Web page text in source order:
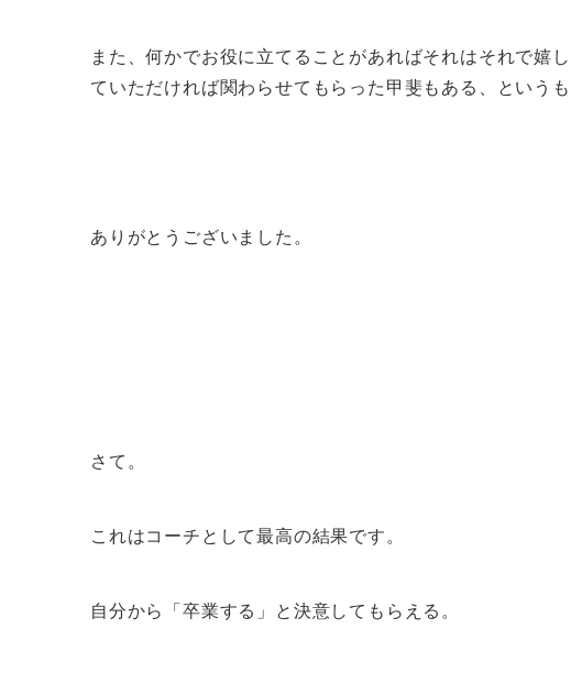
また、何かでお役に立てることがあればそれはそれで嬉
ていただければ関わらせてもらった甲斐もある、というも
ありがとうございました。
さて。
これはコーチとして最高の結果です。
自分から「卒業する」と決意してもらえる。